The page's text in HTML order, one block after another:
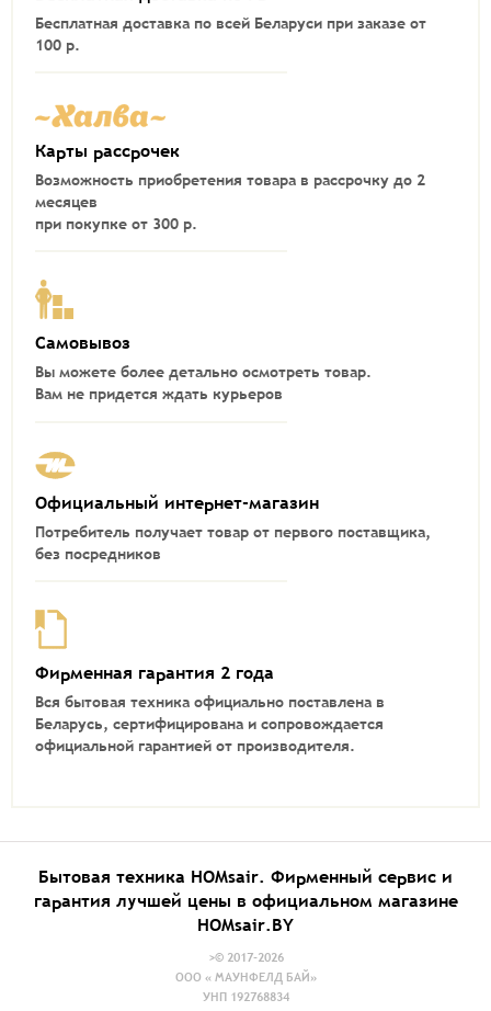
Бесплатная доставка по всей Беларуси при заказе от
100 р.
Карты рассрочек
Возможность приобретения товара в рассрочку до 2
месяцев
при покупке от 300 р.
Самовывоз
Вы можете более детально осмотреть товар.
Вам не придется ждать курьеров
Официальный интернет-магазин
Потребитель получает товар от первого поставщика,
без посредников
Фирменная гарантия 2 года
Вся бытовая техника официально поставлена в
Беларусь, сертифицирована и сопровождается
официальной гарантией от производителя.
Бытовая техника HOMsair. Фирменный сервис и
гарантия лучшей цены в официальном магазине
HOMsair.BY
>© 2017-2026
ООО « МАУНФЕЛД БАЙ»
УНП 192768834